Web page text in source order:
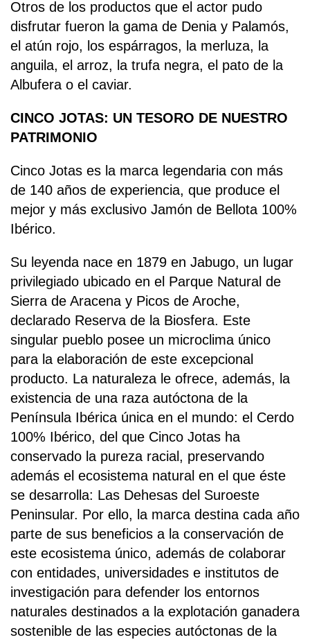
Otros de los productos que el actor pudo
disfrutar fueron la gama de Denia y Palamós,
el atún rojo, los espárragos, la merluza, la
anguila, el arroz, la trufa negra, el pato de la
Albufera o el caviar.
CINCO JOTAS: UN TESORO DE NUESTRO
PATRIMONIO
Cinco Jotas es la marca legendaria con más
de 140 años de experiencia, que produce el
mejor y más exclusivo Jamón de Bellota 100%
Ibérico.
Su leyenda nace en 1879 en Jabugo, un lugar
privilegiado ubicado en el Parque Natural de
Sierra de Aracena y Picos de Aroche,
declarado Reserva de la Biosfera. Este
singular pueblo posee un microclima único
para la elaboración de este excepcional
producto. La naturaleza le ofrece, además, la
existencia de una raza autóctona de la
Península Ibérica única en el mundo: el Cerdo
100% Ibérico, del que Cinco Jotas ha
conservado la pureza racial, preservando
además el ecosistema natural en el que éste
se desarrolla: Las Dehesas del Suroeste
Peninsular. Por ello, la marca destina cada año
parte de sus beneficios a la conservación de
este ecosistema único, además de colaborar
con entidades, universidades e institutos de
investigación para defender los entornos
naturales destinados a la explotación ganadera
sostenible de las especies autóctonas de la